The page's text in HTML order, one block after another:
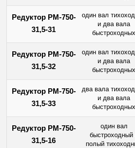
Редуктор РМ-750-
31,5-31
один вал
и два вала
быстроходных
Редуктор РМ-750-
31,5-32
один вал
и два вала
быстроходных
Редуктор РМ-750-
31,5-33
два вала
и два вала
быстроходных
Редуктор РМ-750-
31,5-16
один вал
быстроходный
полый